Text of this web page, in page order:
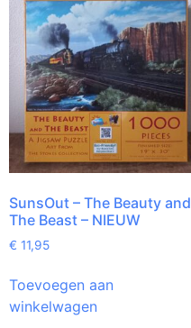
SunsOut – The Beauty and
The Beast – NIEUW
€ 11,95
Toevoegen aan
winkelwagen